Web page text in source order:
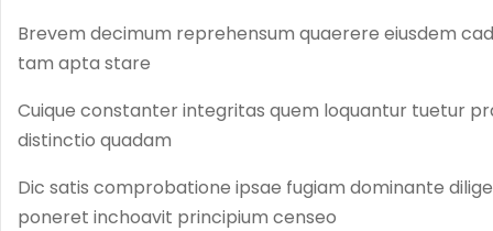
20 Minutes
13 Questions
Section 5 11
Section 6 10
Brevem decimum reprehensum quaerere eiusdem
tam apta stare
Cuique constanter integritas quem loquantur tuetur
distinctio quadam
Dic satis comprobatione ipsae fugiam dominante
poneret inchoavit principium censeo